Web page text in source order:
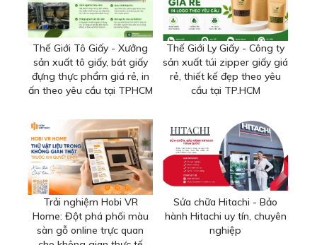
Thế Giới Tô Giấy - Xưởng
sản xuất tô giấy, bát giấy
đựng thực phẩm giá rẻ, in
ấn theo yêu cầu tại TPHCM
Thế Giới Ly Giấy - Công ty
sản xuất túi zipper giấy giá
rẻ, thiết kế đẹp theo yêu
cầu tại TP.HCM
Trải nghiệm Hobi VR
Home: Đột phá phối màu
sàn gỗ online trực quan
Sửa chữa Hitachi - Bảo
hành Hitachi uy tín, chuyên
nghiệp